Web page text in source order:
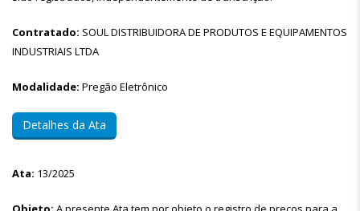
Contratado: SOUL DISTRIBUIDORA DE PRODUTOS E EQUIPAMENTOS
INDUSTRIAIS LTDA
Modalidade: Pregão Eletrônico
Detalhes da Ata
Ata: 13/2025